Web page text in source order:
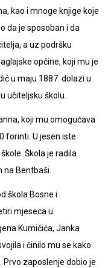
kao i mnoge knjige koje
da je sposoban i da
a uz podršku
općine, koji mu je
u maju 1887. dolazi u
učiteljsku školu.
koji mu omogućava
forinti. U jesen iste
Škola je radila
na Bentbaši.
škola Bosne i
mjeseca u
Kumičića, Janka
i činilo mu se kako
Prvo zaposlenje dobio je